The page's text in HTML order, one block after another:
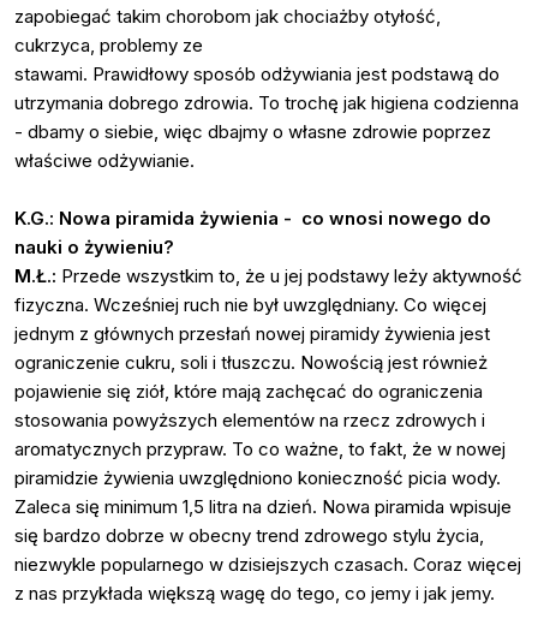
zapobiegać takim chorobom jak chociażby otyłość,
cukrzyca, problemy ze
stawami. Prawidłowy sposób odżywiania jest podstawą do
utrzymania dobrego zdrowia. To trochę jak higiena codzienna
- dbamy o siebie, więc dbajmy o własne zdrowie poprzez
właściwe odżywianie.
K.G.: Nowa piramida żywienia - co wnosi nowego do
nauki o żywieniu?
M.Ł.: Przede wszystkim to, że u jej podstawy leży aktywność
fizyczna. Wcześniej ruch nie był uwzględniany. Co więcej
jednym z głównych przesłań nowej piramidy żywienia jest
ograniczenie cukru, soli i tłuszczu. Nowością jest również
pojawienie się ziół, które mają zachęcać do ograniczenia
stosowania powyższych elementów na rzecz zdrowych i
aromatycznych przypraw. To co ważne, to fakt, że w nowej
piramidzie żywienia uwzględniono konieczność picia wody.
Zaleca się minimum 1,5 litra na dzień. Nowa piramida wpisuje
się bardzo dobrze w obecny trend zdrowego stylu życia,
niezwykle popularnego w dzisiejszych czasach. Coraz więcej
z nas przykłada większą wagę do tego, co jemy i jak jemy.